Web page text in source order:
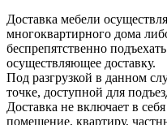
Доставка мебели
многоквартирного дома
беспрепятственно
осуществляющее доставку.
Под разгрузкой в данном
точке, доступной для
Доставка не включает в
помещение, квартиру,